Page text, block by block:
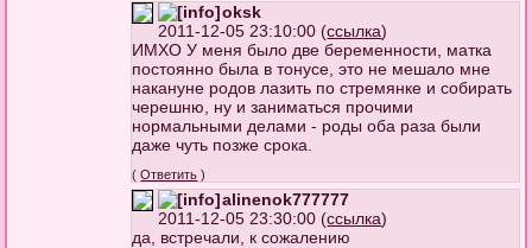
oksk
2011-12-05 23:10:00 (ссылка)
ИМХО У меня было две беременности, матка
постоянно была в тонусе, это не мешало мне
накануне родов лазить по стремянке и собирать
черешню, ну и заниматься прочими
нормальными делами - роды оба раза были
даже чуть позже срока.
(Ответить )
alinenok777777
2011-12-05 23:30:00 (ссылка)
да, встречали, к сожалению